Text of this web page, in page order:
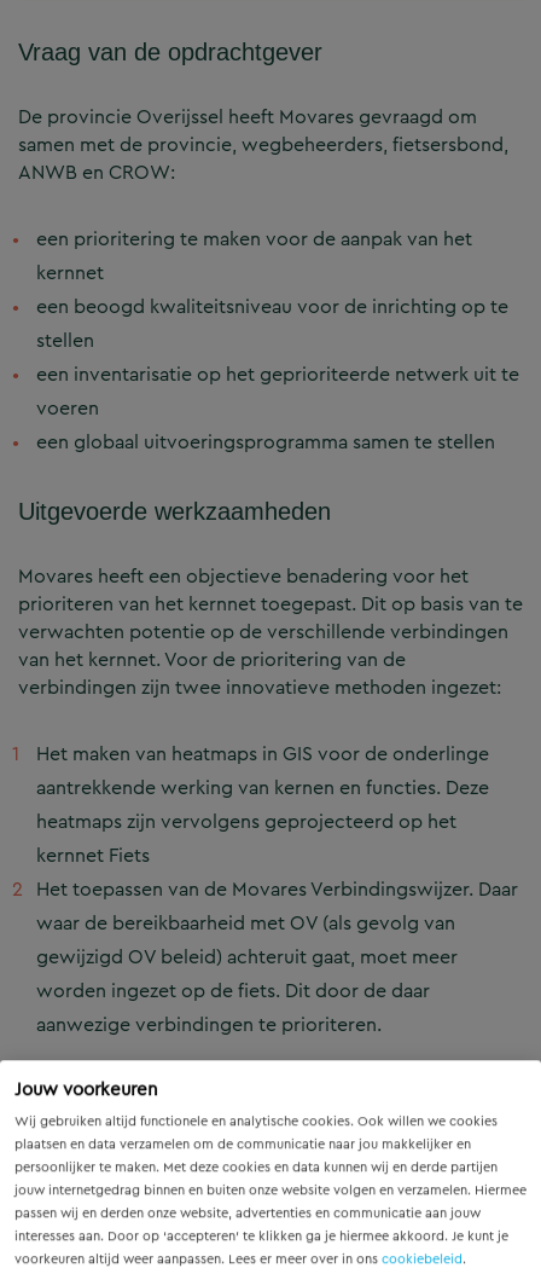
Jouw voorkeuren
Wij gebruiken altijd functionele en analytische cookies. Ook willen we cookies
plaatsen en data verzamelen om de communicatie naar jou makkelijker en
persoonlijker te maken. Met deze cookies en data kunnen wij en derde partijen
jouw internetgedrag binnen en buiten onze website volgen en verzamelen. Hiermee
passen wij en derden onze website, advertenties en communicatie aan jouw
interesses aan. Door op ‘accepteren’ te klikken ga je hiermee akkoord. Je kunt je
voorkeuren altijd weer aanpassen. Lees er meer over in ons cookiebeleid.
Vraag van de opdrachtgever
De provincie Overijssel heeft Movares gevraagd om
samen met de provincie, wegbeheerders, fietsersbond,
ANWB en CROW:
een prioritering te maken voor de aanpak van het
kernnet
een beoogd kwaliteitsniveau voor de inrichting op te
stellen
een inventarisatie op het geprioriteerde netwerk uit te
voeren
een globaal uitvoeringsprogramma samen te stellen
Uitgevoerde werkzaamheden
Movares heeft een objectieve benadering voor het
prioriteren van het kernnet toegepast. Dit op basis van te
verwachten potentie op de verschillende verbindingen
van het kernnet. Voor de prioritering van de
verbindingen zijn twee innovatieve methoden ingezet:
Het maken van heatmaps in GIS voor de onderlinge
aantrekkende werking van kernen en functies. Deze
heatmaps zijn vervolgens geprojecteerd op het
kernnet Fiets
Het toepassen van de Movares Verbindingswijzer. Daar
waar de bereikbaarheid met OV (als gevolg van
gewijzigd OV beleid) achteruit gaat, moet meer
worden ingezet op de fiets. Dit door de daar
aanwezige verbindingen te prioriteren.
Daarnaast is gekeken in hoeverre het recreatieve
netwerk samenvalt met het kernnet en zijn hiermee extra
punten toegekend aan de betreffende verbindingen in
het kernnet.
Op de routes waar vanuit deze kaartbeelden de meeste
punten worden gescoord, hebben investeringen vanuit